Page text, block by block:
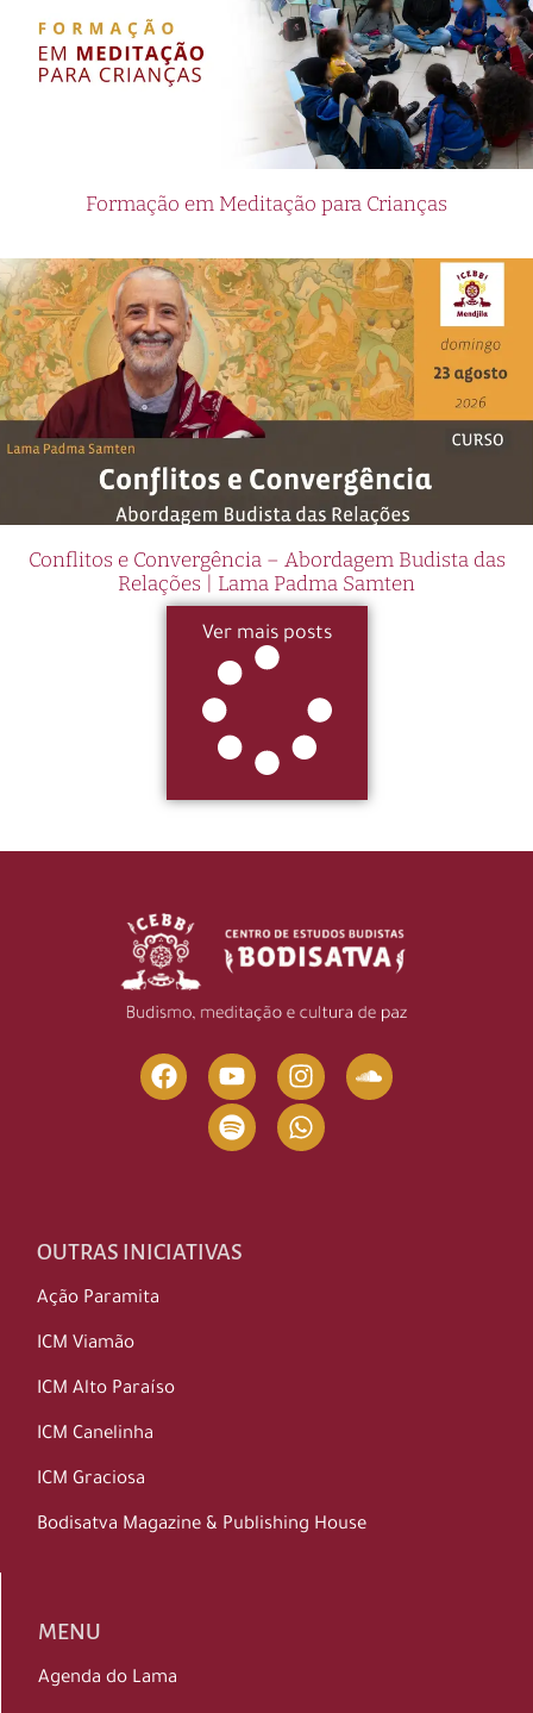
Formação em Meditação para Crianças
Conflitos e Convergência – Abordagem Budista das
Relações | Lama Padma Samten
Ver mais posts
OUTRAS INICIATIVAS
Ação Paramita
ICM Viamão
ICM Alto Paraíso
ICM Canelinha
ICM Graciosa
Bodisatva Magazine & Publishing House
MENU
Agenda do Lama